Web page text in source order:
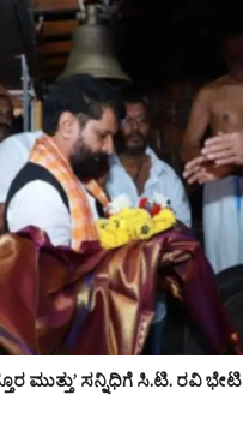
ಮುತ್ತು’ ಸನ್ನಿಧಿಗೆ ಸಿ.ಟಿ. ರವಿ ಭೇಟಿ